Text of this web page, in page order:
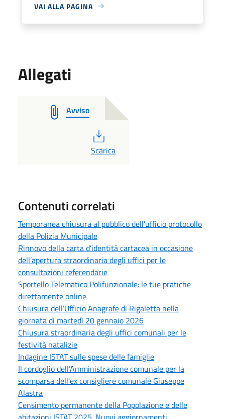
VAI ALLA PAGINA
Allegati
Avviso
PDF
Scarica
Contenuti correlati
Temporanea chiusura al pubblico dell'ufficio protocollo
della Polizia Municipale
Rinnovo della carta d’identità cartacea in occasione
dell’apertura straordinaria degli uffici per le
consultazioni referendarie
Sportello Telematico Polifunzionale: le tue pratiche
direttamente online
Chiusura dell’Ufficio Anagrafe di Rigaletta nella
giornata di martedì 20 gennaio 2026
Chiusura straordinaria degli uffici comunali per le
festività natalizie
Indagine ISTAT sulle spese delle famiglie
Il cordoglio dell’Amministrazione comunale per la
scomparsa dell'ex consigliere comunale Giuseppe
Alastra
Censimento permanente della Popolazione e delle